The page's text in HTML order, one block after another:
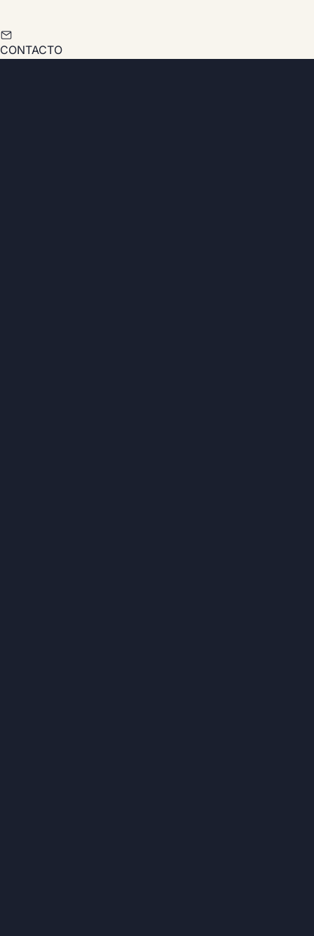
CONTACTO